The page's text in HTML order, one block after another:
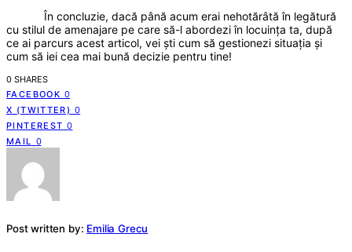
În concluzie, dacă până acum erai nehotărâtă în legătură
cu stilul de amenajare pe care să-l abordezi în locuința ta, după
ce ai parcurs acest articol, vei ști cum să gestionezi situația și
cum să iei cea mai bună decizie pentru tine!
0 SHARES
FACEBOOK 0
X (TWITTER) 0
PINTEREST 0
MAIL 0
Post written by: Emilia Grecu